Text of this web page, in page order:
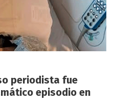
periodista fue
episodio en